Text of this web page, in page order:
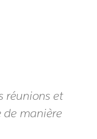
réunions et
de manière